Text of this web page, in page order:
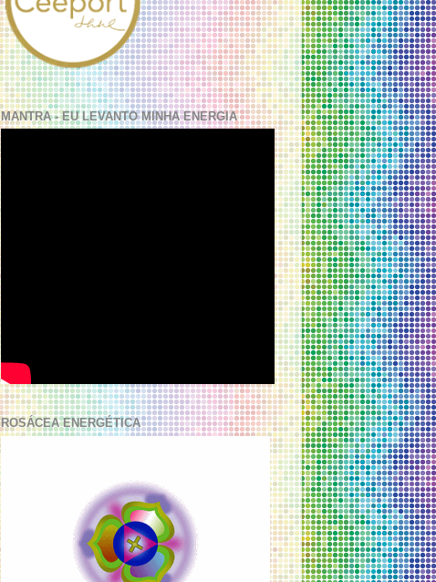
MANTRA - EU LEVANTO MINHA ENERGIA
ROSÁCEA ENERGÉTICA